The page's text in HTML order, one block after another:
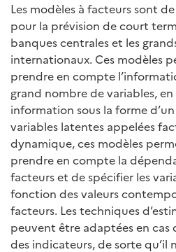
Les modèles à facteurs sont
pour la prévision de court
banques centrales et les
internationaux. Ces modèles
prendre en compte
grand nombre de variables,
information sous la forme
variables latentes appelées
dynamique, ces modèles
prendre en compte la
facteurs et de spécifier les
fonction des valeurs
facteurs. Les techniques
peuvent être adaptées en cas
des indicateurs, de sorte qu’il